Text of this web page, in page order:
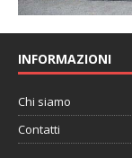
INFORMAZIONI
Chi siamo
Contatti